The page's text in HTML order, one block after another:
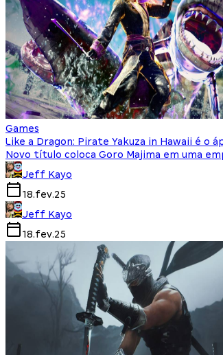
Games
Like a Dragon: Pirate Yakuza in Hawaii é o
Novo título coloca Goro Majima em uma
Jeff Kayo
18.fev.25
Jeff Kayo
18.fev.25